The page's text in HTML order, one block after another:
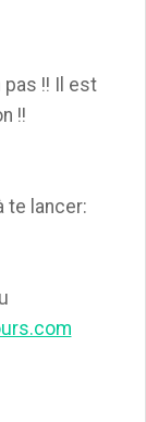
pas !! Il est
!!
te lancer: